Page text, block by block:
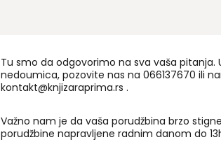
Tu smo da odgovorimo na sva vaša pitanja.
nedoumica, pozovite nas na 066137670 ili
kontakt@knjizaraprima.rs .
Važno nam je da vaša porudžbina brzo
porudžbine napravljene radnim danom do